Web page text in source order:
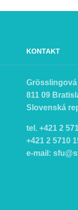
KONTAKT
Grösslingová
811 09
Slovenská
tel. +421 2
+421 2 5710
e-mail: